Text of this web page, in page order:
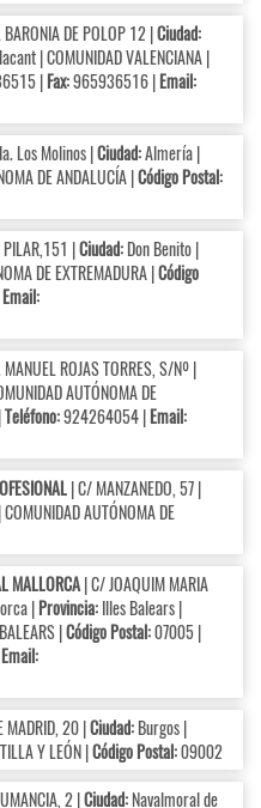
BARONIA DE POLOP 12 |Ciudad:
| COMUNIDAD VALENCIANA |
|Fax:965936516 |Email:
Los Molinos |Ciudad:Almería |
DE ANDALUCÍA |Código Postal:
PILAR,151 |Ciudad:Don Benito |
DE EXTREMADURA |Código
Email:
MANUEL ROJAS TORRES, S/Nº |
AUTÓNOMA DE
Teléfono:924264054 |Email:
| C/ MANZANEDO, 57 |
AUTÓNOMA DE
MALLORCA| C/ JOAQUIM MARIA
|Provincia:Illes Balears |
|Código Postal:07005 |
Email:
MADRID, 20 |Ciudad:Burgos |
Y LEÓN |Código Postal:09002
2 |Ciudad:Navalmoral de